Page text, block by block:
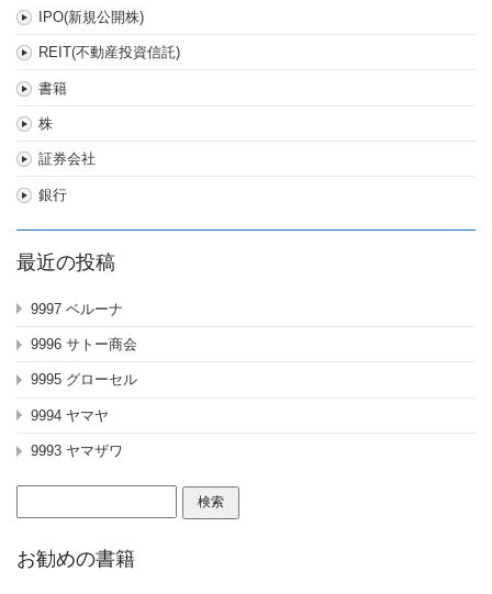
IPO(新規公開株)
REIT(不動産投資信託)
書籍
株
証券会社
銀行
最近の投稿
9997 ベルーナ
9996 サトー商会
9995 グローセル
9994 ヤマヤ
9993 ヤマザワ
索:
お勧めの書籍